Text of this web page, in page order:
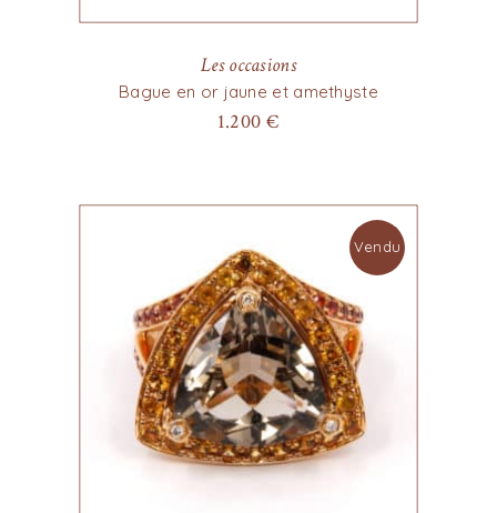
Les occasions
Bague en or jaune et amethyste
1.200 €
Vendu